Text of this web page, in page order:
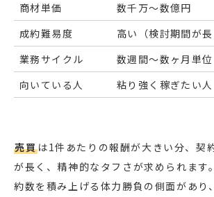
商材単価
数千万〜数億円
成約難易度
高い（検討期間が長
業務サイクル
数週間〜数ヶ月単位
向いている人
粘り強く稼ぎたい人
売買は1件あたりの報酬が大きい分、契
が長く、精神的なタフさが求められます
約数を積み上げる体力勝負の側面があり